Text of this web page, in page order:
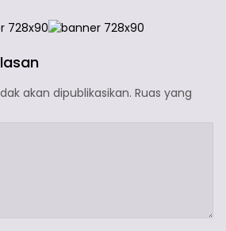
akan dipublikasikan. Ruas yang